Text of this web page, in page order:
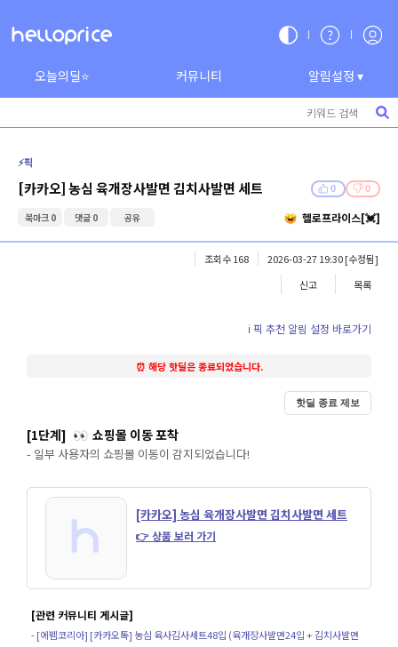
오늘의딜⭐ 커뮤니티 알림설정 ▾
⚡️픽
[카카오] 농심 육개장사발면 김치사발면 세트 0 0
북마크 0 댓글 0 공유 헬로프라이스[💓]
조회수 168 2026-03-27 19:30[수정됨]
신고
목록
ℹ️ 픽 추천 알림 설정 바로가기
⏰ 해당 핫딜은 종료되었습니다.
핫딜 종료 제보
[1단계] 👀 쇼핑몰 이동 포착
- 일부 사용자의 쇼핑몰 이동이 감지되었습니다!
[카카오] 농심 육개장사발면 김치사발면 세트
👉 상품 보러 가기
[관련 커뮤니티 게시글]
- [에펨코리아] [카카오톡] 농심 육사김사세트48입 (육개장사발면24입 + 김치사발면